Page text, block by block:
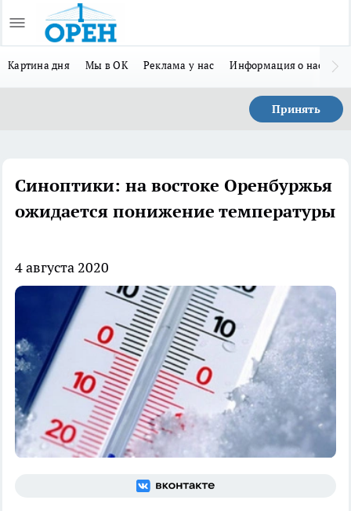
Картина дня Мы в ОК Реклама у нас Информация о нас
Принять
Синоптики: на востоке Оренбуржья
ожидается понижение температуры
4 августа 2020